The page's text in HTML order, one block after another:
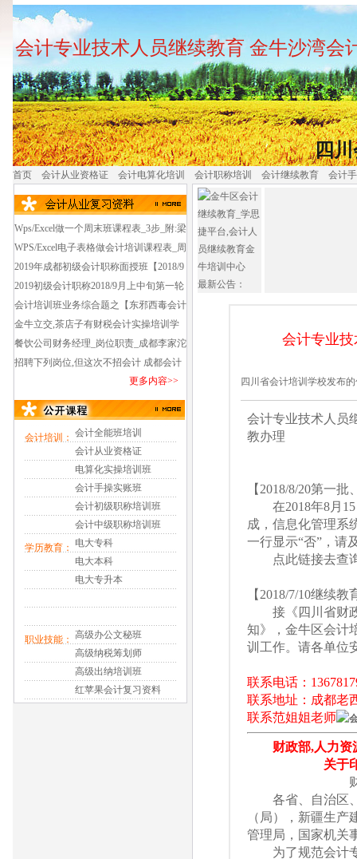
会计专业技术人员继续教育 金牛沙湾会
四川
首页 会计从业资格证 会计电算化培训 会计职称培训 会计继续教育 会计
Wps/Excel做一个周末班课程表_3步_附:梁
家巷2019初级会计职称培训班_面授班好
久上课_第1轮
WPS/Excel电子表格做会计培训课程表_周
日班_金牛区报培训班学会计哪个好_费用
多少钱?
2019年成都初级会计职称面授班【2018/9
第1轮课程】金牛老会展中心,省民干院附
近会计初级培训班
2019初级会计职称2018/9月上中旬第一轮
培训_西门蜀汉路会计初级职称培训早鸟
班培训
会计培训班业务综合题之【东邪西毒会计
培训密码】西门环球广场会计培训班培训
费_资料费_考试费共多少钱?
金牛立交,茶店子有财税会计实操培训学
校吗【学思捷金牛会计中心】
餐饮公司财务经理_岗位职责_成都李家沱
中级会计职称好久上课_在哪儿上课?
招聘下列岗位,但这次不招会计 成都会计
培训班哪家要推荐工作_新模式会计实操
培训
更多内容>>
会计培训： 会计全能班培训
会计从业资格证
电算化实操培训班
会计手操实账班
会计初级职称培训班
会计中级职称培训班
学历教育：
电大专科
电大本科
电大专升本
职业技能： 高级办公文秘班
高级纳税筹划师
高级出纳培训班
红苹果会计复习资料
最新公告：
会计专业
四川省会计培训学校发布
会计专业技术人员
教办理
【2018/8/20第一
在2018年8月15
成，信息化管理系
一行显示“否”，请
点此链接去查
【2018/7/10继续教
接《四川省财政
知》，金牛区会计
训工作。请各单位
联系电话：
联系地址：成都老
联系范姐姐老师
财政部,人力资
关于
财会〔
各省、自治区、
（局），新疆生
管理局，国家机关
为了规范会计专